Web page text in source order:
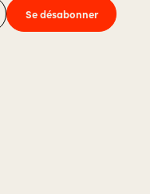
Se désabonner